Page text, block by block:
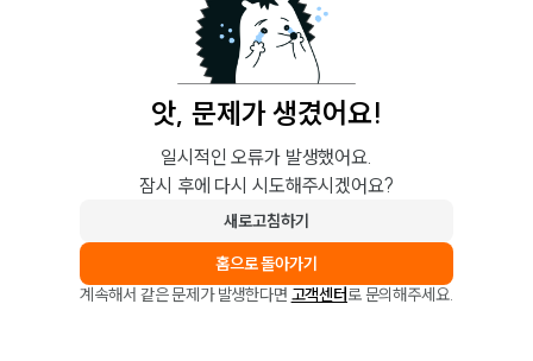
앗, 문제가 생겼어요!
일시적인 오류가 발생했어요.
잠시 후에 다시 시도해주시겠어요?
새로고침하기
홈으로 돌아가기
계속해서 같은 문제가 발생한다면 고객센터로 문의해주세요.